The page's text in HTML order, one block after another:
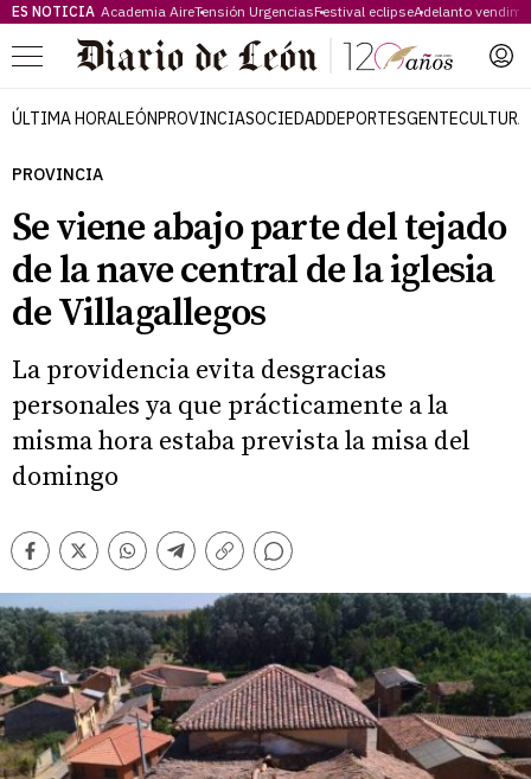
ES NOTICIA Academia AireTensión UrgenciasFestival eclipseAdelanto
Menú
ÚLTIMA HORALEÓNPROVINCIASOCIEDADDEPORTESGENTECULTURA
PROVINCIA
Se viene abajo parte del tejado
de la nave central de la iglesia
de Villagallegos
La providencia evita desgracias
personales ya que prácticamente a la
misma hora estaba prevista la misa del
domingo
Facebook
TwitterWhatsappTelegram
Copiar
Comentarios